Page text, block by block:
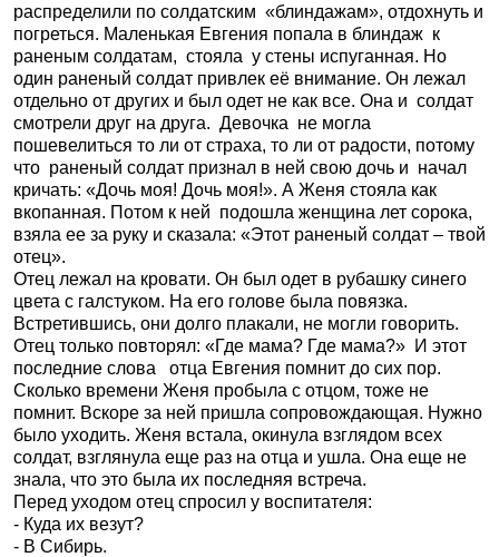
распределили по солдатским «блиндажам», отдохнуть и
погреться. Маленькая Евгения попала в блиндаж к
раненым солдатам, стояла у стены испуганная. Но
один раненый солдат привлек её внимание. Он лежал
отдельно от других и был одет не как все. Она и солдат
смотрели друг на друга. Девочка не могла
пошевелиться то ли от страха, то ли от радости, потому
что раненый солдат признал в ней свою дочь и начал
кричать: «Дочь моя! Дочь моя!». А Женя стояла как
вкопанная. Потом к ней подошла женщина лет сорока,
взяла ее за руку и сказала: «Этот раненый солдат – твой
отец».
Отец лежал на кровати. Он был одет в рубашку синего
цвета с галстуком. На его голове была повязка.
Встретившись, они долго плакали, не могли говорить.
Отец только повторял: «Где мама? Где мама?» И этот
последние слова отца Евгения помнит до сих пор.
Сколько времени Женя пробыла с отцом, тоже не
помнит. Вскоре за ней пришла сопровождающая. Нужно
было уходить. Женя встала, окинула взглядом всех
солдат, взглянула еще раз на отца и ушла. Она еще не
знала, что это была их последняя встреча.
Перед уходом отец спросил у воспитателя:
- Куда их везут?
- В Сибирь.